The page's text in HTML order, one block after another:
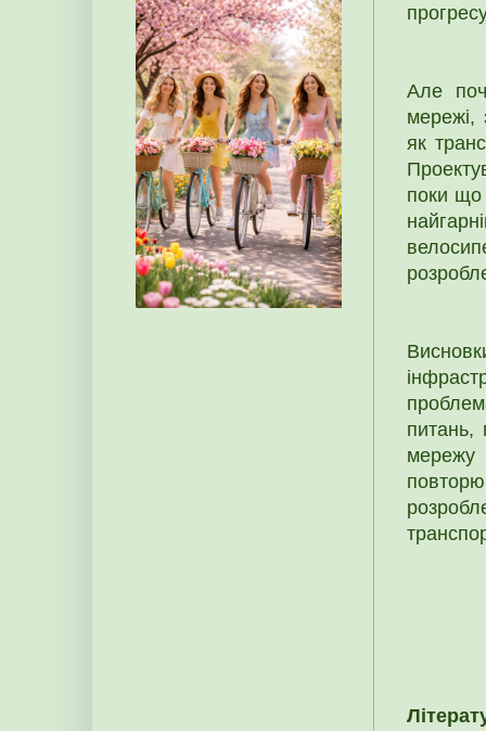
Але
мережі,
як
поки що
питань,
мережу